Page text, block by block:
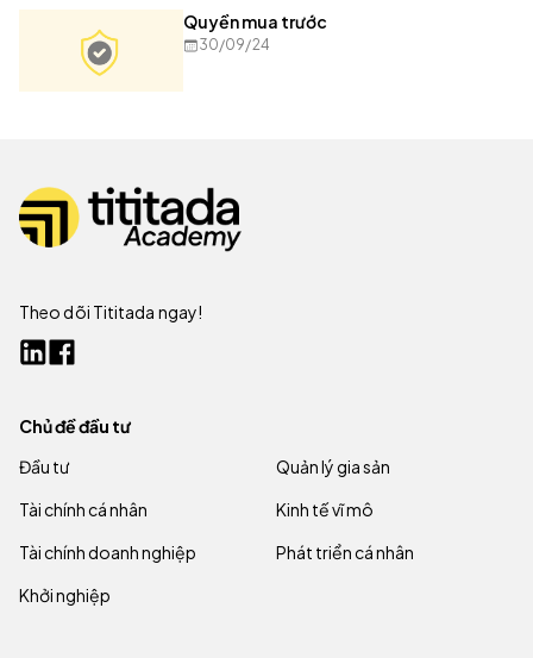
Quyền mua trước
30/09/24
Theo dõi Tititada ngay!
Chủ đề đầu tư
Đầu tư
Quản lý gia sản
Tài chính cá nhân
Kinh tế vĩ mô
Tài chính doanh nghiệp
Phát triển cá nhân
Khởi nghiệp